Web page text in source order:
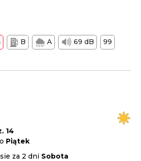
B A 69 dB
99
14
Piątek
za 2 dni Sobota